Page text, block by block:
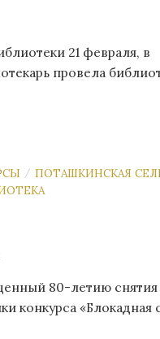
21 февраля, в
провела
/ ПОТАШКИНСКАЯ
80-летию
конкурса «Блокадная